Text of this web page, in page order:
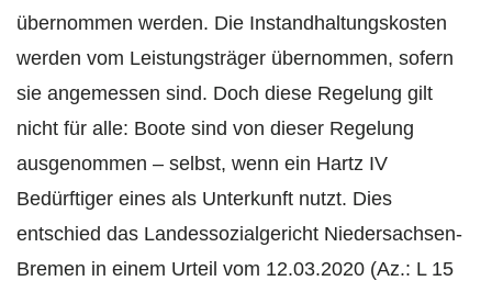
übernommen werden. Die Instandhaltungskosten
werden vom Leistungsträger übernommen, sofern
sie angemessen sind. Doch diese Regelung gilt
nicht für alle: Boote sind von dieser Regelung
ausgenommen – selbst, wenn ein Hartz IV
Bedürftiger eines als Unterkunft nutzt. Dies
entschied das Landessozialgericht Niedersachsen-
Bremen in einem Urteil vom 12.03.2020 (Az.: L 15